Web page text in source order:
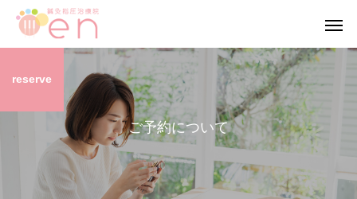
ご予約について
reserve